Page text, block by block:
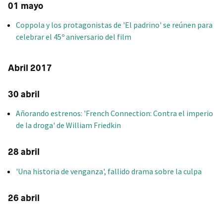
01 mayo
Coppola y los protagonistas de 'El padrino' se reúnen para
celebrar el 45º aniversario del film
Abril 2017
30 abril
Añorando estrenos: 'French Connection: Contra el imperio
de la droga' de William Friedkin
28 abril
'Una historia de venganza', fallido drama sobre la culpa
26 abril